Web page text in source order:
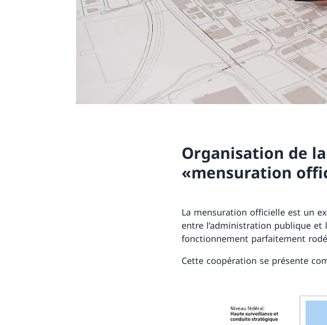
Organisation de
«mensuration
La mensuration officielle est un
entre l’administration publique et
fonctionnement parfaitement
Cette coopération se présente